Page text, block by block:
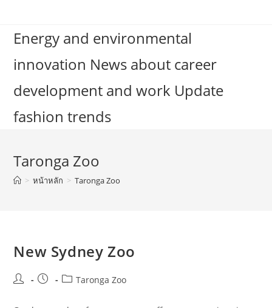
contentEnergy and environmental
innovation News about career
development and work Update
fashion trends
Taronga Zoo
> หน้าหลัก > Taronga Zoo
New Sydney Zoo
Post
Post
PostTaronga Zoo